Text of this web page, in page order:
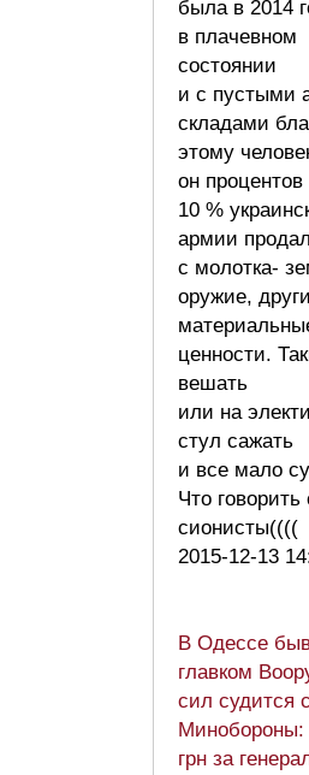
была в 2014
в плачевном
состоянии
и с пустыми
складами
этому
он процентов
10 %
армии продал
с молотка-
оружие,
ценности.
вешать
или на
стул сажать
и все мало
Что говорить
сионисты((((
2015-12-13
В Одессе
главком
сил судится с
грн за